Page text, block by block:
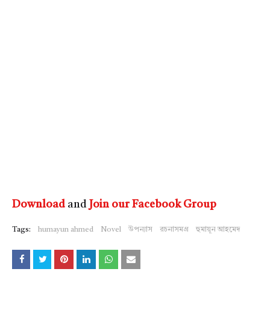
Download and Join our Facebook Group
Tags: humayun ahmed Novel উপন্যাস রচনাসমগ্র হুমায়ূন আহমেদ